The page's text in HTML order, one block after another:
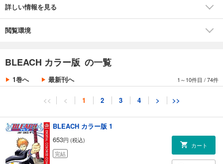
詳しい情報を見る
閲覧環境
BLEACH カラー版 の一覧
1巻へ 最新刊へ 1～10件目 /74件
<< < 1 2 3 4 > >>
BLEACH カラー版 1
653円 (税込)
完結
カート